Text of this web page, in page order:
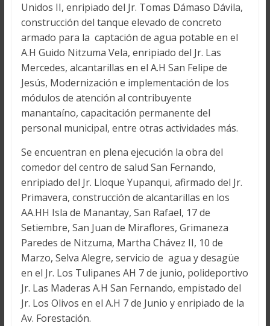
Unidos II, enripiado del Jr. Tomas Dámaso Dávila,
construcción del tanque elevado de concreto
armado para la captación de agua potable en el
A.H Guido Nitzuma Vela, enripiado del Jr. Las
Mercedes, alcantarillas en el A.H San Felipe de
Jesús, Modernización e implementación de los
módulos de atención al contribuyente
manantaíno, capacitación permanente del
personal municipal, entre otras actividades más.
Se encuentran en plena ejecución la obra del
comedor del centro de salud San Fernando,
enripiado del Jr. Lloque Yupanqui, afirmado del Jr.
Primavera, construcción de alcantarillas en los
AA.HH Isla de Manantay, San Rafael, 17 de
Setiembre, San Juan de Miraflores, Grimaneza
Paredes de Nitzuma, Martha Chávez II, 10 de
Marzo, Selva Alegre, servicio de agua y desagüe
en el Jr. Los Tulipanes AH 7 de junio, polideportivo
Jr. Las Maderas A.H San Fernando, empistado del
Jr. Los Olivos en el A.H 7 de Junio y enripiado de la
Av. Forestación.